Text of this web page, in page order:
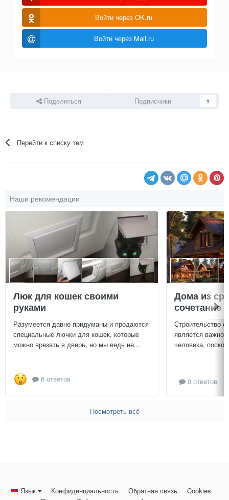
Войти через OK.ru
Войти через Mail.ru
Поделиться Подписчики 1
Перейти к списку тем
Наши рекомендации
Люк для кошек своими
руками
Разумеется давно придуманы и продаются
специальные лючки для кошек, которые
можно врезать в дверь, но мы ведь не...
6 ответов
Дома из
сочетание
Строительство
является
человека,
0 ответов
Посмотреть всё
Язык Конфиденциальность Обратная связь
Cookies